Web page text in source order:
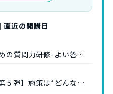
直近の開講日
の質問力研修-よい答…
５弾】施策は“どんな…